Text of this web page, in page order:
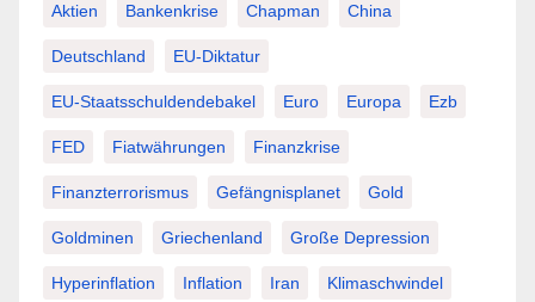
Aktien Bankenkrise Chapman China
Deutschland EU-Diktatur
EU-Staatsschuldendebakel Euro Europa Ezb
FED Fiatwährungen Finanzkrise
Finanzterrorismus Gefängnisplanet Gold
Goldminen Griechenland Große Depression
Hyperinflation Inflation Iran Klimaschwindel